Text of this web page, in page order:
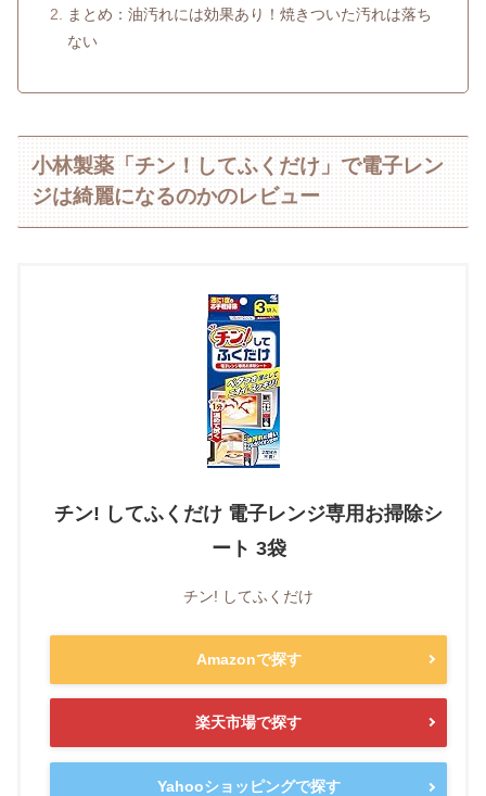
まとめ：油汚れには効果あり！焼きついた汚れは落ち
ない
小林製薬「チン！してふくだけ」で電子レン
ジは綺麗になるのかのレビュー
チン! してふくだけ 電子レンジ専用お掃除シ
ート 3袋
チン! してふくだけ
Amazonで探す
楽天市場で探す
Yahooショッピングで探す